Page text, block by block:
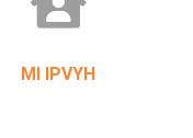
MI IPVYH